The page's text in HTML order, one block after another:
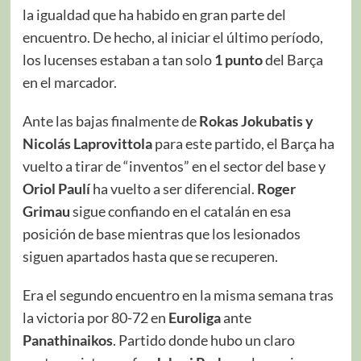
la igualdad que ha habido en gran parte del
encuentro. De hecho, al iniciar el último período,
los lucenses estaban a tan solo1 puntodel Barça
en el marcador.
Ante las bajas finalmente deRokas Jokubatis y
Nicolás Laprovittolapara este partido, el Barça ha
vuelto a tirar de “inventos” en el sector del base y
Oriol Paulíha vuelto a ser diferencial. Roger
Grimausigue confiando en el catalán en esa
posición de base mientras que los lesionados
siguen apartados hasta que se recuperen.
Era el segundo encuentro en la misma semana tras
la victoria por 80-72 en Euroligaante
Panathinaikos. Partido donde hubo un claro